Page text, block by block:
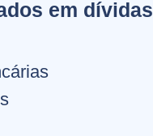
em dívidas